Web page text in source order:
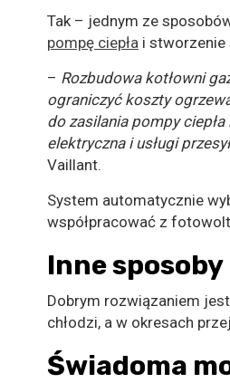
Tak – jednym ze
pompę ciepła i stworzenie
– Rozbudowa kotłowni
ograniczyć koszty
do zasilania pompy
elektryczna i usługi
Vaillant.
System automatycznie
współpracować z
Inne
Dobrym rozwiązaniem
chłodzi, a w okresach
Świadoma